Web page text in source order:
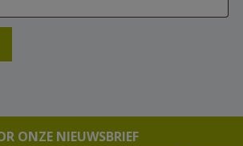
ONZE NIEUWSBRIEF